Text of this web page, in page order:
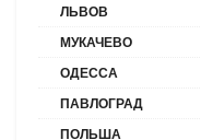
ЛЬВОВ
МУКАЧЕВО
ОДЕССА
ПАВЛОГРАД
ПОЛЬША